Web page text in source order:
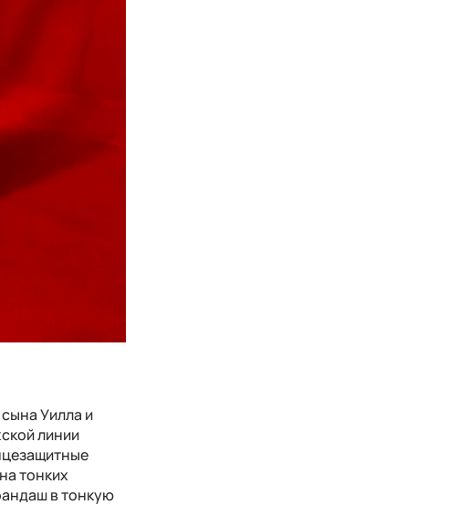
Уилла и
линии
тонких
в тонкую